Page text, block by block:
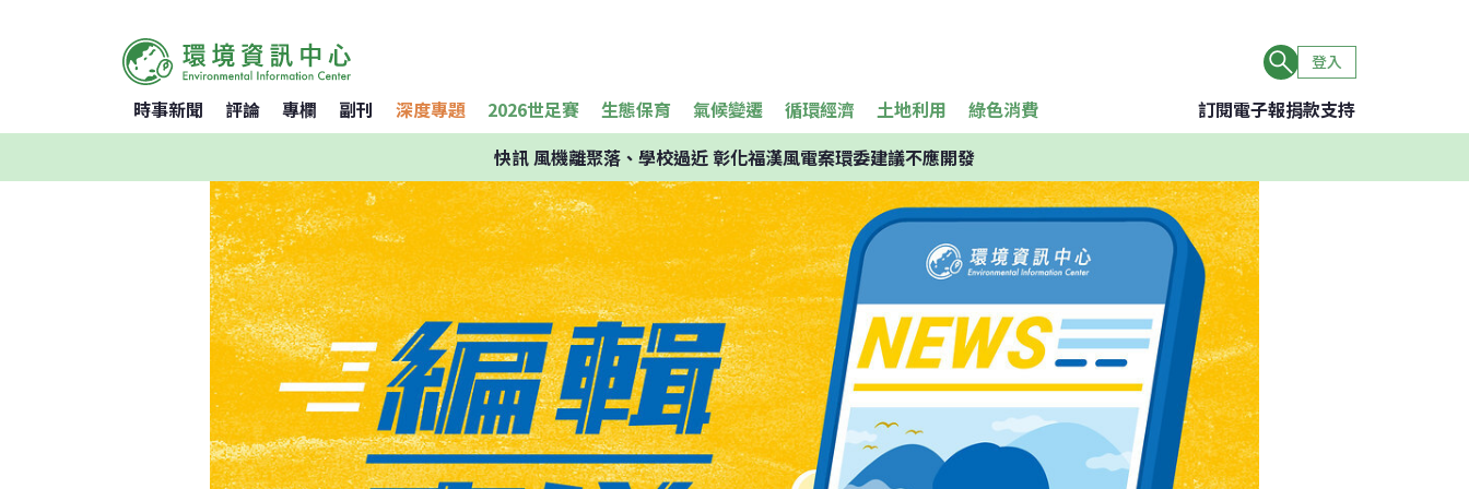
登入
時事新聞 評論 專欄 副刊 深度專題 2026世足賽 生態保育 氣候變遷 循環經濟 土地利用 綠色消費 訂閱電子報捐款支持
快訊風機離聚落、學校過近 彰化福漢風電案環委建議不應開發